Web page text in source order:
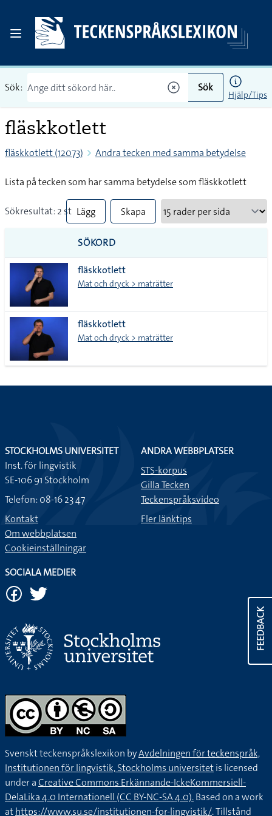
Sök: Sök
Hjälp/Tips
fläskkotlett
fläskkotlett (12073) Andra tecken med samma betydelse
Lista på tecken som har samma betydelse som fläskkotlett
Sökresultat: 2 st Lägg
till
alla i
lista
Skapa
SÖKORD
fläskkotlett
Mat och dryck > maträtter
fläskkotlett
Mat och dryck > maträtter
FEEDBACK
STOCKHOLMS UNIVERSITET
Inst. för lingvistik
SE-106 91 Stockholm
Telefon: 08-16 23 47
Kontakt
Om webbplatsen
Cookieinställningar
ANDRA WEBBPLATSER
STS-korpus
Gilla Tecken
Teckenspråksvideo
Fler länktips
SOCIALA MEDIER
Svenskt teckenspråkslexikon byAvdelningen för teckenspråk,
Institutionen för lingvistik, Stockholms universitetis licensed
under aCreative Commons Erkännande-IckeKommersiell-
DelaLika 4.0 Internationell (CC BY-NC-SA 4.0).Based on a work
athttps://www.su.se/institutionen-for-lingvistik/. Tillstånd